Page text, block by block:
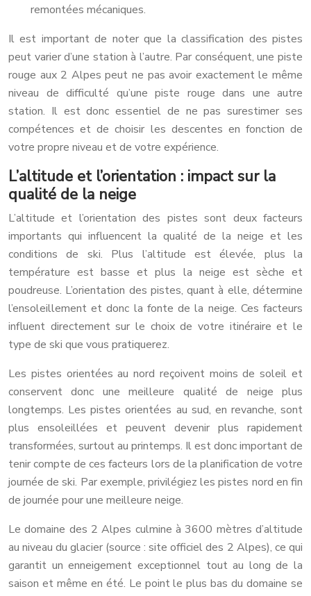
remontées mécaniques.
Il est important de noter que la classification des pistes
peut varier d’une station à l’autre. Par conséquent, une piste
rouge aux 2 Alpes peut ne pas avoir exactement le même
niveau de difficulté qu’une piste rouge dans une autre
station. Il est donc essentiel de ne pas surestimer ses
compétences et de choisir les descentes en fonction de
votre propre niveau et de votre expérience.
L’altitude et l’orientation : impact sur la
qualité de la neige
L’altitude et l’orientation des pistes sont deux facteurs
importants qui influencent la qualité de la neige et les
conditions de ski. Plus l’altitude est élevée, plus la
température est basse et plus la neige est sèche et
poudreuse. L’orientation des pistes, quant à elle, détermine
l’ensoleillement et donc la fonte de la neige. Ces facteurs
influent directement sur le choix de votre itinéraire et le
type de ski que vous pratiquerez.
Les pistes orientées au nord reçoivent moins de soleil et
conservent donc une meilleure qualité de neige plus
longtemps. Les pistes orientées au sud, en revanche, sont
plus ensoleillées et peuvent devenir plus rapidement
transformées, surtout au printemps. Il est donc important de
tenir compte de ces facteurs lors de la planification de votre
journée de ski. Par exemple, privilégiez les pistes nord en fin
de journée pour une meilleure neige.
Le domaine des 2 Alpes culmine à 3600 mètres d’altitude
au niveau du glacier (source : site officiel des 2 Alpes), ce qui
garantit un enneigement exceptionnel tout au long de la
saison et même en été. Le point le plus bas du domaine se